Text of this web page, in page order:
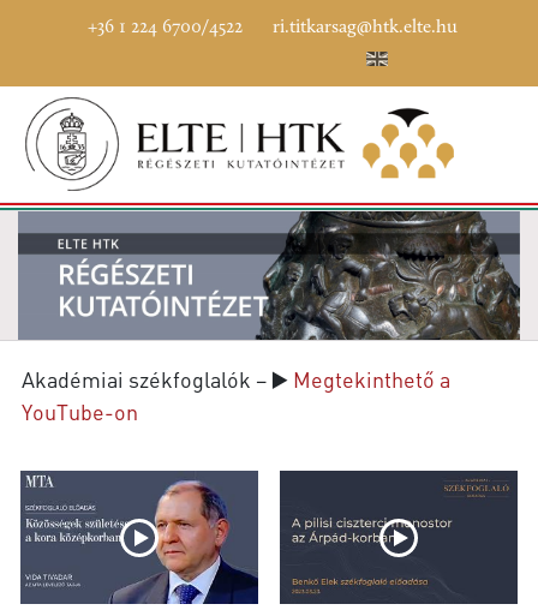
+36 1 224 6700/4522 ri.titkarsag@htk.elte.hu
Akadémiai székfoglalók – ▶️ Megtekinthető a
YouTube-on